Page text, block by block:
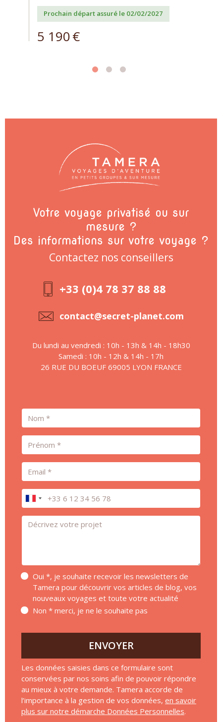
Prochain départ assuré le 02/02/2027
5 190€
Votre voyage privatisé ou sur
mesure ?
Des informations sur votre voyage ?
Contactez nos conseillers
+33 (0)4 78 37 88 88
contact@secret-planet.com
Du lundi au vendredi : 10h - 13h & 14h - 18h30
Samedi : 10h - 12h & 14h - 17h
26 RUE DU BOEUF 69005 LYON FRANCE
Nom
Prénom
Email
Téléphone
Message *
Oui *, je souhaite recevoir les newsletters de
Tamera pour découvrir vos articles de blog, vos
nouveaux voyages et toute votre actualité
Non * merci, je ne le souhaite pas
ENVOYER
Les données saisies dans ce formulaire sont
conservées par nos soins afin de pouvoir répondre
au mieux à votre demande. Tamera accorde de
l’importance à la gestion de vos données, en savoir
plus sur notre démarche Données Personnelles.